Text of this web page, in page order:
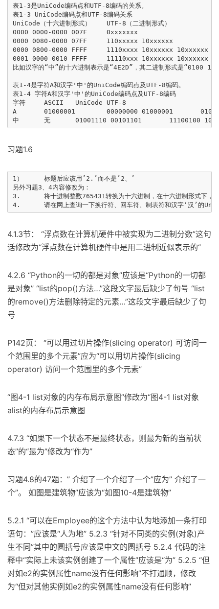
表1-3是UniCode编码点和UTF-8编码的关系。
表1-3 UniCode编码点和UTF-8编码关系
UniCode（十六进制形式）	UTF-8（二进制形式）
0000 0000-0000 007F	0xxxxxxx
0000 0080-0000 07FF	110xxxxx 10xxxxxx
0000 0800-0000 FFFF	1110xxxx 10xxxxxx 10xxxxxx
0001 0000-0010 FFFF	11110xxx 10xxxxxx 10xxxxxx 10xxxxxx
比如汉字的“中”的十六进制表示是“4E2D”，其二进制形式是“0100
表1-4是字符A和汉字'中'的UniCode编码点及UTF-8编码。
表1-4 字符A和汉字'中'的UniCode编码点及UTF-8编码
字符	ASCII	UniCode	UTF-8
A	01000001	00000000 01000001	01000001
习题1.6
1）	标题后应该用’2.’而不是’2、’
另外习题3、4内容修改为：
3.	将十进制整数765431转换为十六进制，在十六进制形式下，如何将该数的二进制的第17位设置为1？最后写出对应的二进制形式。
4.1.3节： “浮点数在计算机硬件中被实现为二进制分数”这句
话修改为“浮点数在计算机硬件中是用二进制近似表示的“
4.2.6 “Python的一切的都是对象”应该是“Python的一切都
是对象” “list的pop()方法…”这段文字最后缺少了句号 “list
的remove()方法删除特定的元素…”这段文字最后缺少了句
号
P142页： “可以用过切片操作(slicing operator) 可访问一
个范围里的多个元素”应为“可以用切片操作(slicing
operator) 访问一个范围里的多个元素”
“图4-1 list对象的内存布局示意图”修改为“图4-1 list对象
alist的内存布局示意图
4.7.3 “如果下一个状态不是最终状态，则最为新的当前状
态”的“最为”修改为“作为”
习题4.8的47题：” 介绍了一个介绍了一个”应为” 介绍了一
个”。 如图是建筑物”应该为“如图10-4是建筑物”
5.2.1 “可以在Employee的这个方法中认为地添加一条打印
语句：”应该是“人为地” 5.2.3 “针对不同类的实例(对象)产
生不同”其中的圆括号应该是中文的圆括号 5.2.4 代码的注
释中“实际上未该实例创建了一个属性”应该是“为” 5.2.5 “但
对如e2的实例属性name没有任何影响”不打通顺，修改
为“但对其他实例如e2的实例属性name没有任何影响”